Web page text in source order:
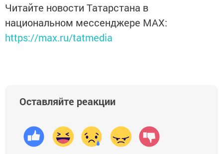
Читайте новости Татарстана в
национальном мессенджере MАХ:
https://max.ru/tatmedia
Оставляйте реакции